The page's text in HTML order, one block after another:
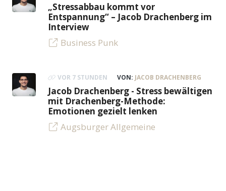
„Stressabbau kommt vor
Entspannung“ – Jacob Drachenberg im
Interview
Business Punk
VOR 7 STUNDEN VON: JACOB DRACHENBERG
Jacob Drachenberg - Stress bewältigen
mit Drachenberg-Methode:
Emotionen gezielt lenken
Augsburger Allgemeine